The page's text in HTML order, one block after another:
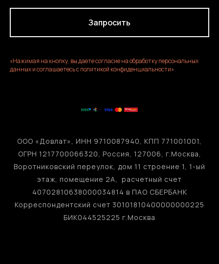
Запросить
«Нажимая на кнопку, вы даете согласие на обработку персональных
данных и соглашаетесь c политикой конфиденциальности»
ООО «Довлат», ИНН 9710087940, КПП 771001001,
ОГРН 1217700066320, Россия, 127006, г.Москва,
Воротниковский переулок, дом 11 строение 1, 1-ый
этаж, помещение 2А, расчетный счет
40702810638000034814 в ПАО СБЕРБАНК
Корреспондентский счет 30101810400000000225
БИК044525225 г.Москва